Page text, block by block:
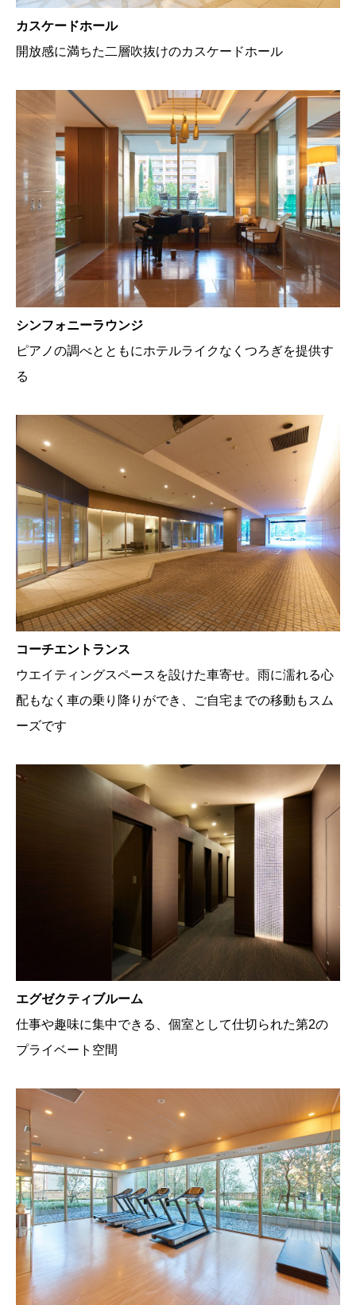
カスケードホール
開放感に満ちた二層吹抜けのカスケードホール
シンフォニーラウンジ
ピアノの調べとともにホテルライクなくつろぎを提供す
る
コーチエントランス
ウエイティングスペースを設けた車寄せ。雨に濡れる心
配もなく車の乗り降りができ、ご自宅までの移動もスム
ーズです
エグゼクティブルーム
仕事や趣味に集中できる、個室として仕切られた第2の
プライベート空間